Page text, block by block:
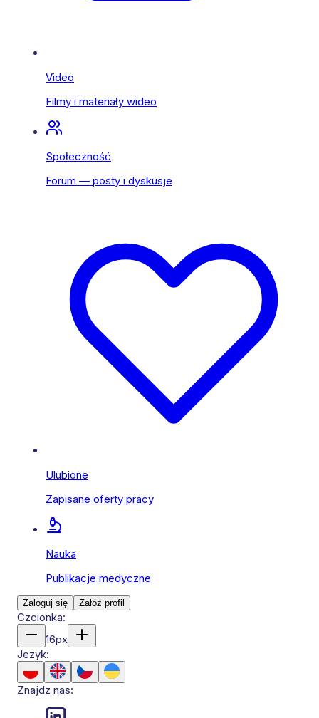
Video
Filmy i materiały wideo
Społeczność
Forum — posty i dyskusje
Ulubione
Zapisane oferty pracy
Nauka
Publikacje medyczne
Zaloguj się Załóż profil
Czcionka:
16px
Jezyk:
Znajdz nas: